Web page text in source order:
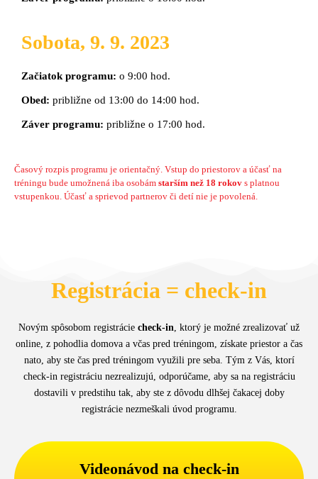
Sobota, 9. 9. 2023
Začiatok programu: o 9:00 hod.
Obed: približne od 13:00 do 14:00 hod.
Záver programu: približne o 17:00 hod.
Časový rozpis programu je orientačný. Vstup do priestorov a účasť na
tréningu bude umožnená iba osobám starším než 18 rokov s platnou
vstupenkou. Účasť a sprievod partnerov či detí nie je povolená.
Registrácia = check-in
Novým spôsobom registrácie check-in, ktorý je možné zrealizovať už
online, z pohodlia domova a včas pred tréningom, získate priestor a čas
nato, aby ste čas pred tréningom využili pre seba. Tým z Vás, ktorí
check-in registráciu nezrealizujú, odporúčame, aby sa na registráciu
dostavili v predstihu tak, aby ste z dôvodu dlhšej čakacej doby
registrácie nezmeškali úvod programu.
Videonávod na check-in